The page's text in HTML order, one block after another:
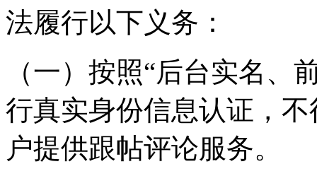
法履行以下义务：
（一）按照“后台实名、
行真实身份信息认证，
户提供跟帖评论服务。